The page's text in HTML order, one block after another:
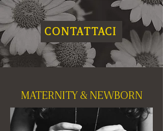
CONTATTACI
MATERNITY & NEWBORN